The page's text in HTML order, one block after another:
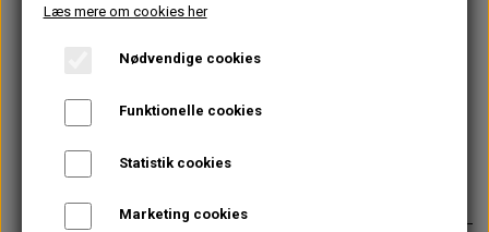
VANDPOLERINGPå lager
Nederste (Rød
til Køre- &
Stoplys)
103,20 kr.
Læs mere om cookies her
Nødvendige cookies
Funktionelle cookies
Statistik cookies
Marketing cookies